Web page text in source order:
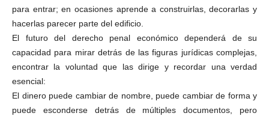
Bluesky
para entrar; en ocasiones aprende a construirlas, decorarlas y
hacerlas parecer parte del edificio.
El futuro del derecho penal económico dependerá de su
capacidad para mirar detrás de las figuras jurídicas complejas,
encontrar la voluntad que las dirige y recordar una verdad
esencial:
El dinero puede cambiar de nombre, puede cambiar de forma y
puede esconderse detrás de múltiples documentos, pero